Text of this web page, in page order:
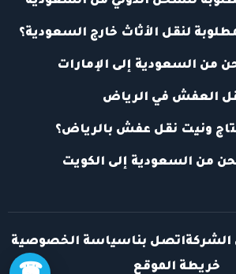
لنقل الأثاث خارج السعودية؟
من السعودية إلى الإمارات
العفش في الرياض
ونيت نقل عفش بالرياض؟
من السعودية إلى الكويت
الشركةاتصل بناسياسة الخصوصية
خريطة الموقع